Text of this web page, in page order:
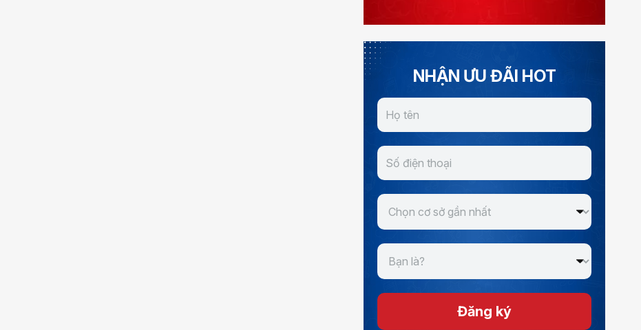
NHẬN ƯU ĐÃI HOT
Đăng ký